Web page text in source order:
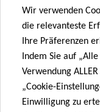
Wir verwenden
die relevanteste
Ihre Präferenzen
Indem Sie auf
Verwendung
„Cookie-
Einwilligung zu